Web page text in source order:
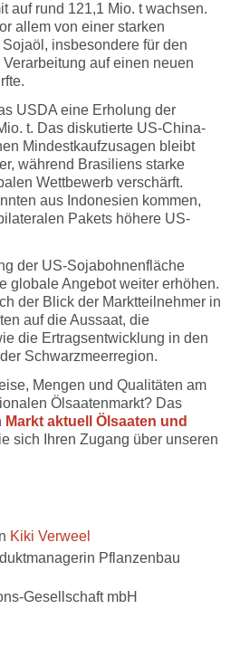
auf rund 121,1 Mio. t wachsen.
allem von einer starken
insbesondere für den
auf einen neuen
USDA eine Erholung der
t. Das diskutierte US-China-
Mindestkaufzusagen bleibt
während Brasiliens starke
Wettbewerb verschärft.
aus Indonesien kommen,
Pakets höhere US-
der US-Sojabohnenfläche
globale Angebot weiter erhöhen.
der Blick der Marktteilnehmer in
auf die Aussaat, die
die Ertragsentwicklung in den
Schwarzmeerregion.
Mengen und Qualitäten am
Ölsaatenmarkt? Das
Markt aktuell Ölsaaten und
sich Ihren Zugang über unseren
Kiki Verweel
Pflanzenbau
Gesellschaft mbH